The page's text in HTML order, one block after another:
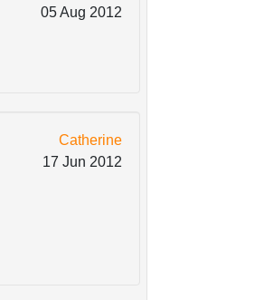
05 Aug 2012
Catherine
17 Jun 2012